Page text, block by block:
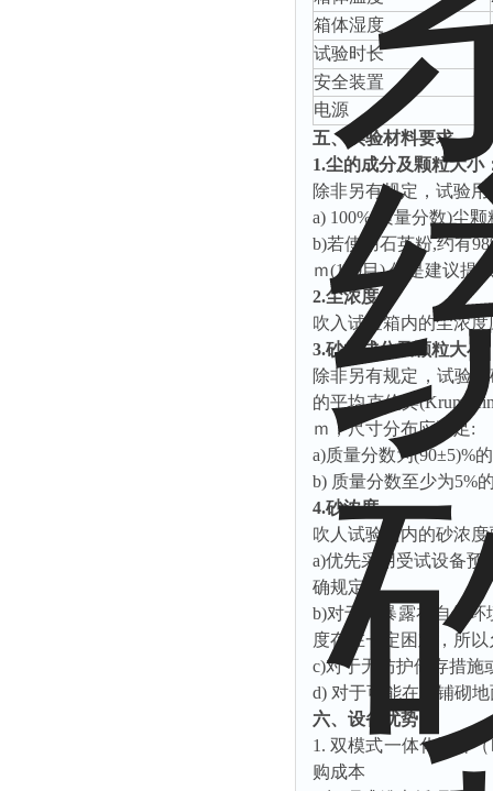
箱体湿度
试验时长
安全装置
电源
五、实验材料要求
1.尘的成分及颗粒大小
除非另有规定，试验
a) 100%(质量分数)尘
b)若使用石英粉,约有
ｍ(140目),但是建议提
2.尘浓度：
吹入试验箱内的尘浓
3.砂的成分及颗粒大小
除非另有规定，试验
的平均克伦宾
ｍ ，尺寸分布应满足:
a)质量分数为(90±5)%
b) 质量分数至少为5%
4.砂浓度
吹人试验箱内的砂浓
a)优先采用受试设备
确规定
b)对于只暴露在自然环
度存在一定困难，所
c)对于无防护储存措施
d) 对于可能在未铺砌
六、设备优势
1.双模式一体化设计
购成本